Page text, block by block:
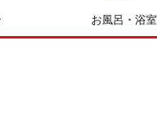
お風呂・浴室